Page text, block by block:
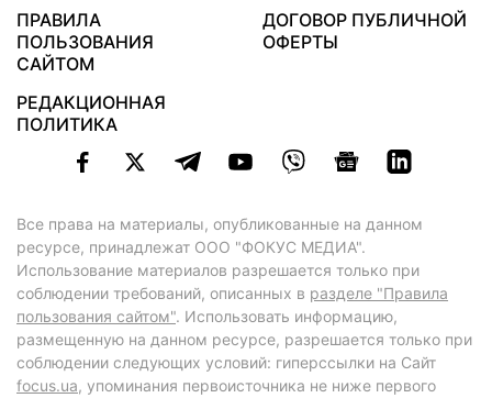
ПРАВИЛА
ПОЛЬЗОВАНИЯ
САЙТОМ
ДОГОВОР ПУБЛИЧНОЙ
ОФЕРТЫ
РЕДАКЦИОННАЯ
ПОЛИТИКА
Все права на материалы, опубликованные на данном
ресурсе, принадлежат ООО "ФОКУС МЕДИА".
Использование материалов разрешается только при
соблюдении требований, описанных в разделе "Правила
пользования сайтом". Использовать информацию,
размещенную на данном ресурсе, разрешается только при
соблюдении следующих условий: гиперссылки на Сайт
focus.ua, упоминания первоисточника не ниже первого